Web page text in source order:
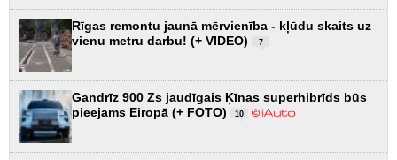
Rīgas remontu jaunā mērvienība - kļūdu skaits uz
vienu metru darbu! (+ VIDEO)
7
Gandrīz 900 Zs jaudīgais Ķīnas superhibrīds būs
pieejams Eiropā (+ FOTO)
10